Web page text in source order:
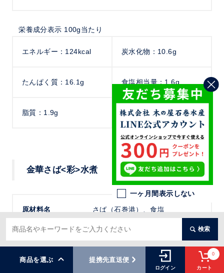
一ヶ月間表示しない
商品を選ぶ 提携先直送便
ログイン
0
カート
検索
栄養成分表示 100g当たり
エネルギー：124kcal 炭水化物：10.6g
たんぱく質：16.1g 食塩相当量：1.6g
脂質：1.9g
金華さば<彩>水煮
原材料名 さば（石巻港）、食塩
内容総量 170g